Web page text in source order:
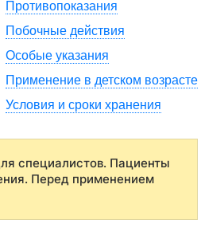
Противопоказания
Побочные действия
Особые указания
Применение в детском возрасте
Условия и сроки хранения
специалистов. Пациенты
Перед применением